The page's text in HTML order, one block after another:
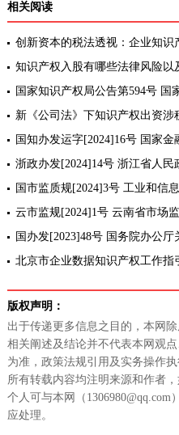
相关阅读
创新资本的税法透视：企业知识
知识产权入股有哪些法律风险以
国家知识产权局公告第594号
标准和减缴政策的公告
新《公司法》下知识产权出资涉
国知办发运字[2024]16号 国家
于在银行业金融机构全面开展知
通知
浙政办发[2024]14号 浙江省人
革推动高质量发展的意见
国市监质规[2024]3号 工业和信
市场监督管理总局 国家知识产权
[套]重
云市监规[2024]1号 云南省市场
权质押融资补助办法(试行)》的通
国办发[2023]48号 国务院办公
财政事权和支出责任划分改革方案
北京市企业数据知识产权工作指
版权声明：
出于传递更多信息之目的，本网
相关阐述及结论并不代表本网观
为准，政策法规引用及实务操作
所有转载内容均注明来源和作者
个人可与本网（
应处理。